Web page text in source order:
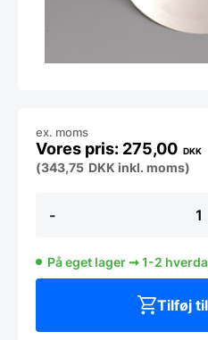
-
kniv
Kebabskærer
antal
275,00 DKK
ex. moms
(343,75 DKK inkl. moms)
På eget lager ➞ 1-2
Tilføj